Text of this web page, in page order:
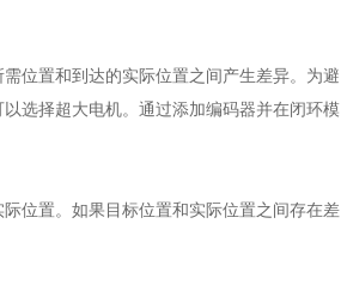
位置和到达的实际位置之间产生差异。为避
选择超大电机。通过添加编码器并在闭环模
位置。如果目标位置和实际位置之间存在差